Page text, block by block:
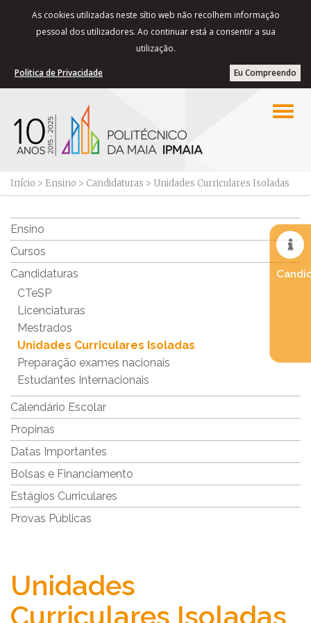
As cookies utilizadas neste sítio web não recolhem informação
pessoal dos utilizadores. Ao continuar está a consentir a sua
utilização.
Eu Compreendo
Politica de Privacidade
Início > Ensino > Candidaturas > Unidades Curriculares Isoladas
Ensino
Cursos
Candidaturas
CTeSP
Licenciaturas
Mestrados
Unidades Curriculares Isoladas
Preparação exames nacionais
Estudantes Internacionais
Calendário Escolar
Propinas
Datas Importantes
Bolsas e Financiamento
Estágios Curriculares
Provas Públicas
Unidades
Curriculares Isoladas